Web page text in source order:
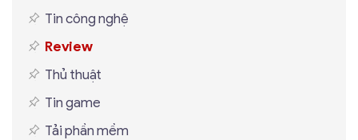
Tin công nghệ
Review
Thủ thuật
Tin game
Tải phần mềm